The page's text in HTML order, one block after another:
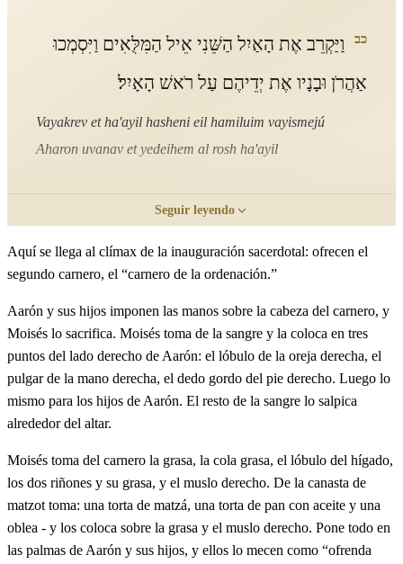
כב
וַיַּקְרֵב אֶת הָאַיִל הַשֵּׁנִי אֵיל הַמִּלֻּאִים וַיִּסְמְכוּ
אַהֲרֹן וּבָנָיו אֶת יְדֵיהֶם עַל רֹאשׁ הָאָיִל׃
Vayakrev et ha'ayil hasheni eil hamiluim vayismejú
Aharon uvanav et yedeihem al rosh ha'ayil
וַיִּשְׁחָט וַיִּקַּח מֹשֶׁה מִדָּמוֹ וַיִּתֵּן עַל תְּנוּךְ אֹזֶן
אַהֲרֹן הַיְמָנִית וְעַל בֹּהֶן יָדוֹ הַיְמָנִית וְעַל בֹּהֶן רַגְלוֹ
Vayishjat vayikaj Moshe midamo vayiten al tenuj ozen
Aharon haymanit ve'al bohen yado haymanit ve'al bohen
raglo haymanit
וַיַּקְרֵב אֶת בְּנֵי אַהֲרֹן וַיִּתֵּן מֹשֶׁה מִן הַדָּם עַל
תְּנוּךְ אָזְנָם הַיְמָנִית וְעַל בֹּהֶן יָדָם הַיְמָנִית וְעַל בֹּהֶן
רַגְלָם הַיְמָנִית וַיִּזְרֹק מֹשֶׁה אֶת הַדָּם עַל הַמִּזְבֵּחַ
סָבִיב׃
Seguir leyendo
Aquí se llega al clímax de la inauguración sacerdotal: ofrecen el
segundo carnero, el “carnero de la ordenación.”
Aarón y sus hijos imponen las manos sobre la cabeza del carnero, y
Moisés lo sacrifica. Moisés toma de la sangre y la coloca en tres
puntos del lado derecho de Aarón: el lóbulo de la oreja derecha, el
pulgar de la mano derecha, el dedo gordo del pie derecho. Luego lo
mismo para los hijos de Aarón. El resto de la sangre lo salpica
alrededor del altar.
Moisés toma del carnero la grasa, la cola grasa, el lóbulo del hígado,
los dos riñones y su grasa, y el muslo derecho. De la canasta de
matzot toma: una torta de matzá, una torta de pan con aceite y una
oblea - y los coloca sobre la grasa y el muslo derecho. Pone todo en
las palmas de Aarón y sus hijos, y ellos lo mecen como “ofrenda